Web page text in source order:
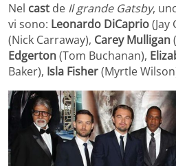
Nel cast de Il grande Gatsby,
vi sono: Leonardo DiCaprio(Jay
(Nick Carraway), Carey Mulligan
Edgerton(Tom Buchanan),
Baker), Isla Fisher(Myrtle